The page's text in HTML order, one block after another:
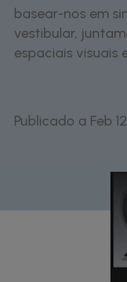
basear-nos em
vestibular,
espaciais visuais
Publicado a Feb